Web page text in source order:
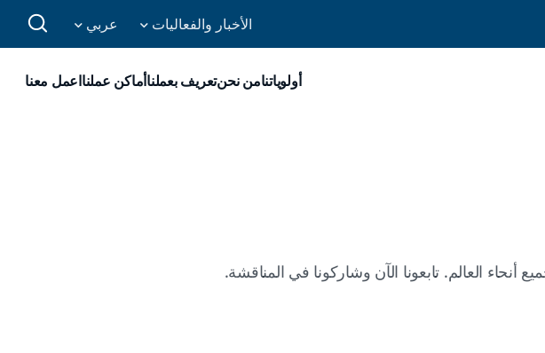
الأخبار والفعاليات عربي
أولوياتنامن نحنتعريف بعملناأماكن عملنااعمل معنا